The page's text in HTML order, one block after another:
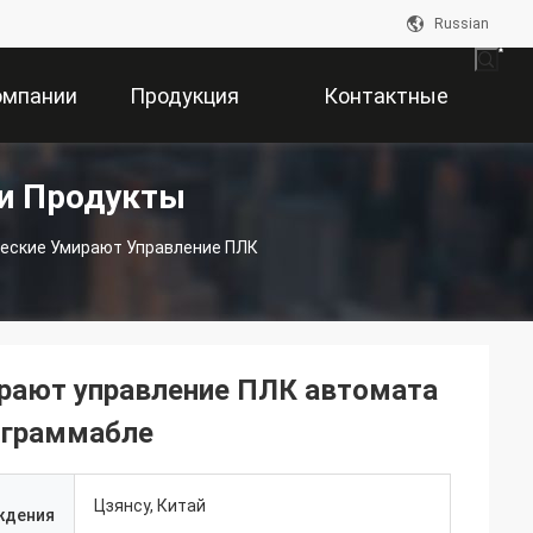
Russian
Продукция Контактные
Данные
Продукты
Умирают Управление ПЛК
управление ПЛК автомата
Цзянсу, Китай